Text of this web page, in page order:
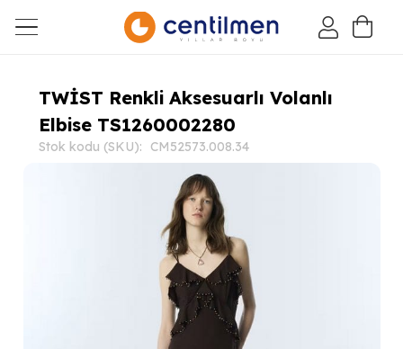
TWİST Renkli Aksesuarlı Volanlı
Elbise TS1260002280
Stok kodu (SKU): CM52573.008.34